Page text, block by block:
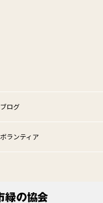
ブログ
ボランティア